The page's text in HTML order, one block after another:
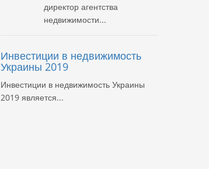
директор агентства
недвижимости...
Инвестиции в недвижимость
Украины 2019
Инвестиции в недвижимость Украины
2019 является...